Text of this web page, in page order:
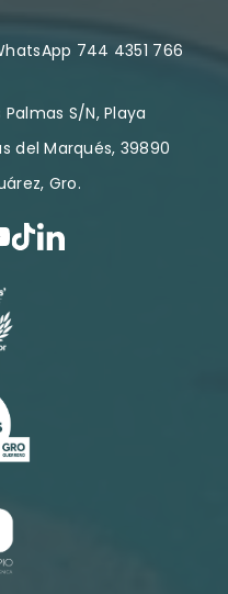
744 4351 766
S/N, Playa
del Marqués, 39890
Gro.